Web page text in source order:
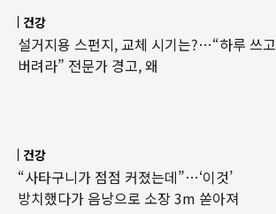
건강
설거지용 스펀지, 교체 시기는?…“하루 쓰고
버려라” 전문가 경고, 왜
건강
“사타구니가 점점 커졌는데”…‘이것’
방치했다가 음낭으로 소장 3m 쏟아져